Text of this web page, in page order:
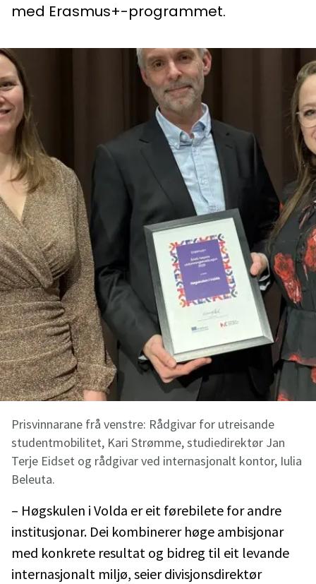
med Erasmus+-programmet.
Prisvinnarane frå venstre: Rådgivar for utreisande
studentmobilitet, Kari Strømme, studiedirektør Jan
Terje Eidset og rådgivar ved internasjonalt kontor, Iulia
Beleuta.
– Høgskulen i Volda er eit førebilete for andre
institusjonar. Dei kombinerer høge ambisjonar
med konkrete resultat og bidreg til eit levande
internasjonalt miljø, seier divisjonsdirektør